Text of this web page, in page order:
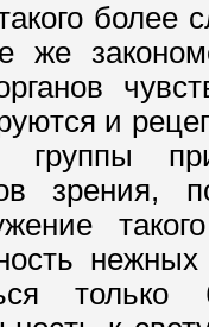
более
же
и
зрения,
только